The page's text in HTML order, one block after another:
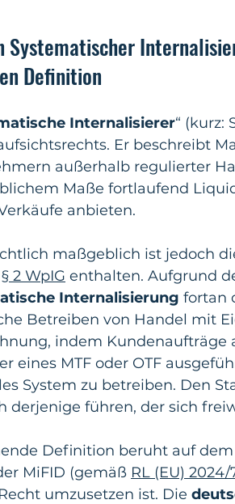
Systematischer
Definition
Internalisierer“ (kurz:
Er beschreibt
außerhalb regulierter
Maße fortlaufend
anbieten.
maßgeblich ist jedoch
§ 2 WpIG enthalten. Aufgrund
Internalisierung fortan
Betreiben von Handel mit
indem Kundenaufträge
eines MTF oder OTF
System zu betreiben. Den
derjenige führen, der sich
Definition beruht auf
MiFID (gemäß RL (EU) 2024/
umzusetzen ist. Die